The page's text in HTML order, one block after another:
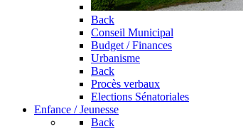
Back
Conseil Municipal
Budget / Finances
Urbanisme
Back
Procès verbaux
Elections Sénatoriales
Enfance / Jeunesse
Back